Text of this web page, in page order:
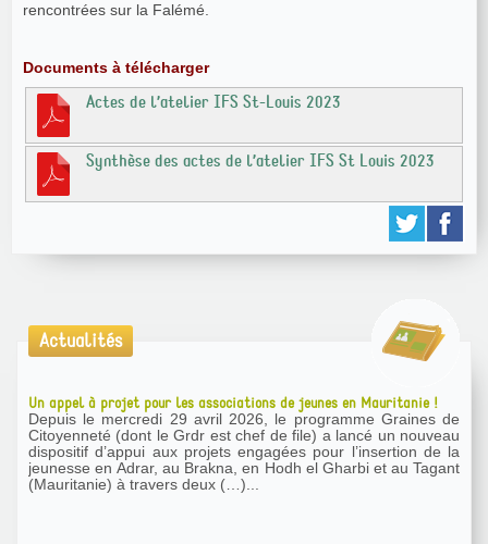
rencontrées sur la Falémé.
Documents à télécharger
Actes de l’atelier IFS St-Louis 2023
Synthèse des actes de l’atelier IFS St Louis 2023
Actualités
Un appel à projet pour les associations de jeunes en Mauritanie !
Depuis le mercredi 29 avril 2026, le programme Graines de
Citoyenneté (dont le Grdr est chef de file) a lancé un nouveau
dispositif d’appui aux projets engagées pour l’insertion de la
jeunesse en Adrar, au Brakna, en Hodh el Gharbi et au Tagant
(Mauritanie) à travers deux (…)...